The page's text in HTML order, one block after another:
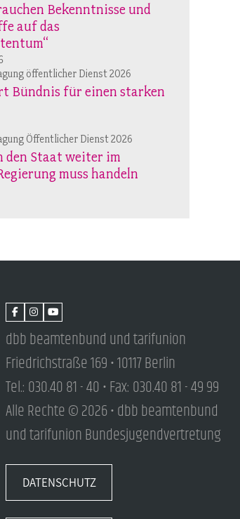
Bekenntnisse und
auf das
öffentlicher Dienst 2026
Bündnis für einen starken
Öffentlicher Dienst 2026
den Staat weiter im
muss handeln
dbb beamtenbund und tarifunion
Friedrichstraße 169 • 10117 Berlin
Tel.: 030.40 81 - 40 • Fax: 030.40 81 - 49 99
Alle Rechte © 2026 • dbb beamtenbund
und tarifunion Bundesjugendvertretung
DATENSCHUTZ